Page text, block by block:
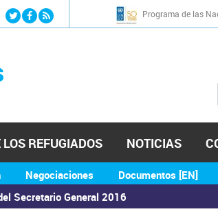
Jump to navigation Programa de las
Secretario General 2016
Negociaciones Documentos [EN]
REFUGIADOS NOTICIAS